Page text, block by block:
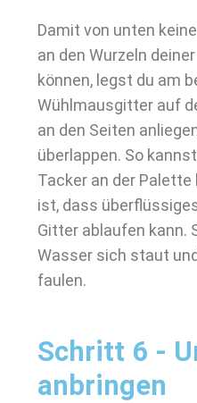
Damit von unten
an den Wurzeln
können, legst du am
Wühlmausgitter auf
an den Seiten
überlappen. So
Tacker an der
ist, dass
Gitter ablaufen kann.
Wasser sich staut
faulen.
Schritt 6 -
anbringen